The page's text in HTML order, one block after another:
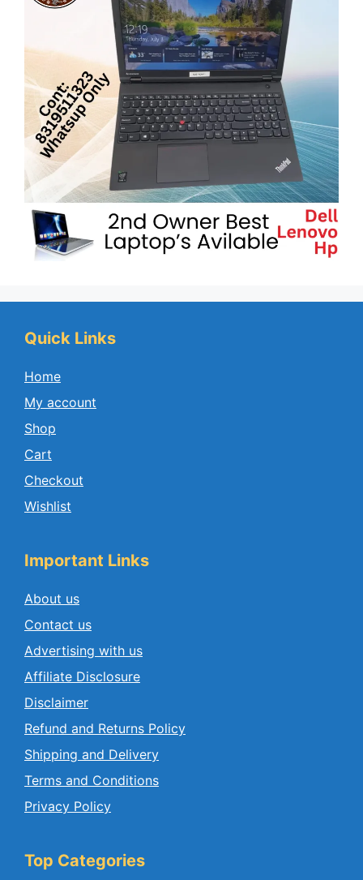
Quick Links
Home
My account
Shop
Cart
Checkout
Wishlist
Important Links
About us
Contact us
Advertising with us
Affiliate Disclosure
Disclaimer
Refund and Returns Policy
Shipping and Delivery
Terms and Conditions
Privacy Policy
Top Categories